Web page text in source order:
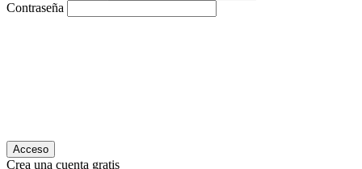
Contraseña
Acceso
Crea una cuenta gratis